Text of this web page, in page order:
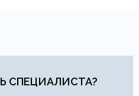
СПЕЦИАЛИСТА?